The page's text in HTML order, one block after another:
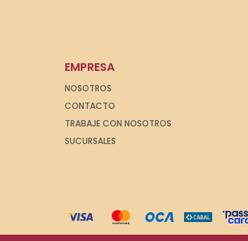
EMPRESA
NOSOTROS
CONTACTO
TRABAJE CON NOSOTROS
SUCURSALES